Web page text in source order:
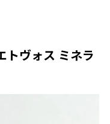
トヴォス ミネラ